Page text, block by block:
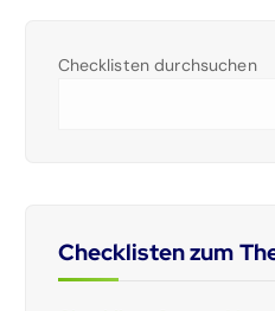
Checklisten durchsuchen
Checklisten zum